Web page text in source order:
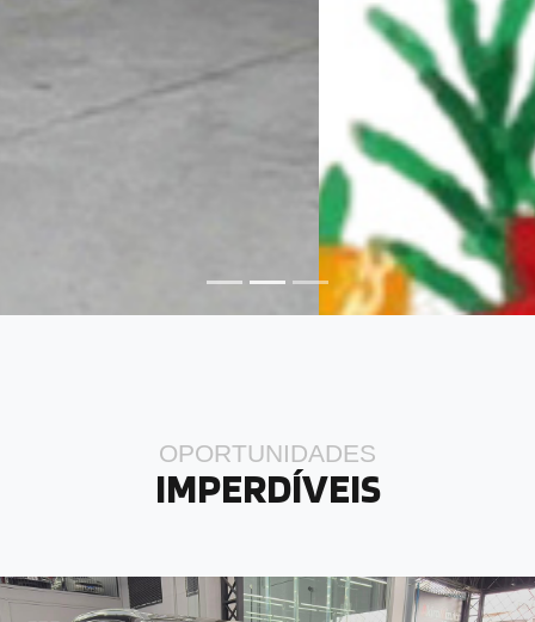
OPORTUNIDADES
IMPERDÍVEIS